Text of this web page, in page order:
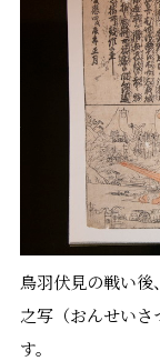
鳥羽伏見の戦い
之写（おんせいさ
す。